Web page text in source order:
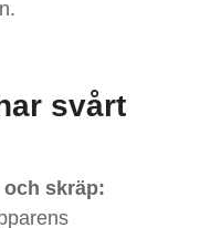
svårt
skräp: